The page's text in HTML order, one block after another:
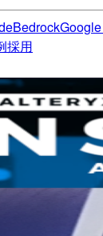
Bedrock
採用